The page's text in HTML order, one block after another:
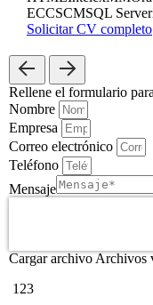
ECCSCMSQL Server
Solicitar CV completo
Rellene el formulario
Nombre
Empresa
Correo electrónico
Teléfono
Mensaje
Cargar archivo Archivos
123